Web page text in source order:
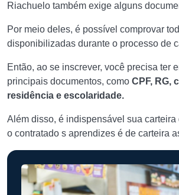
Riachuelo também exige alguns
Por meio deles, é possível comprovar
disponibilizadas durante o processo de
Então, ao se inscrever, você precisa ter
principais documentos, como CPF, RG,
residência e escolaridade.
Além disso, é indispensável sua carteira
o contratado s aprendizes é de carteira